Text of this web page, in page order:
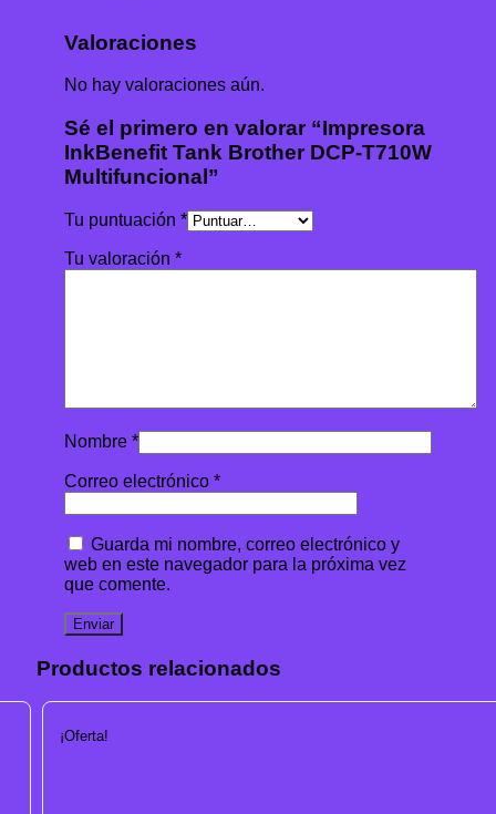
Valoraciones
No hay valoraciones aún.
Sé el primero en valorar “Impresora
InkBenefit Tank Brother DCP-T710W
Multifuncional”
Tu puntuación *
Tu valoración *
Nombre *
Correo electrónico *
Guarda mi nombre, correo electrónico y
web en este navegador para la próxima vez
que comente.
Productos relacionados
¡Oferta!